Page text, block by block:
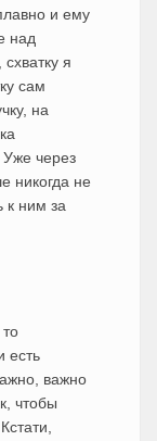
и ему
над
я
сам
на
через
никогда не
к ним за
есть
важно
чтобы